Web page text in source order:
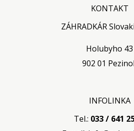
KONTAKT
ZÁHRADKÁR
Holubyho 43
902 01
INFOLINKA
Tel.: 033 / 641